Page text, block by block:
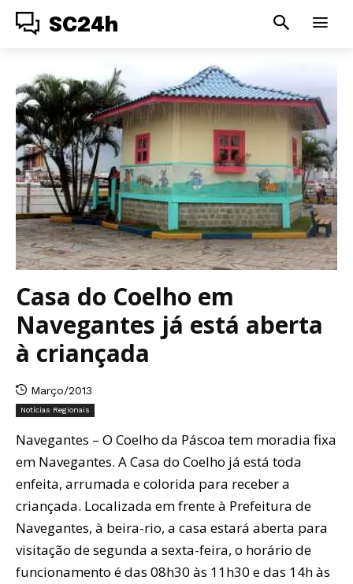
SC24h
Casa do Coelho em
Navegantes já está aberta
à criançada
Março/2013
Notícias Regionais
Navegantes – O Coelho da Páscoa tem moradia fixa
em Navegantes. A Casa do Coelho já está toda
enfeita, arrumada e colorida para receber a
criançada. Localizada em frente à Prefeitura de
Navegantes, à beira-rio, a casa estará aberta para
visitação de segunda a sexta-feira, o horário de
funcionamento é das 08h30 às 11h30 e das 14h às